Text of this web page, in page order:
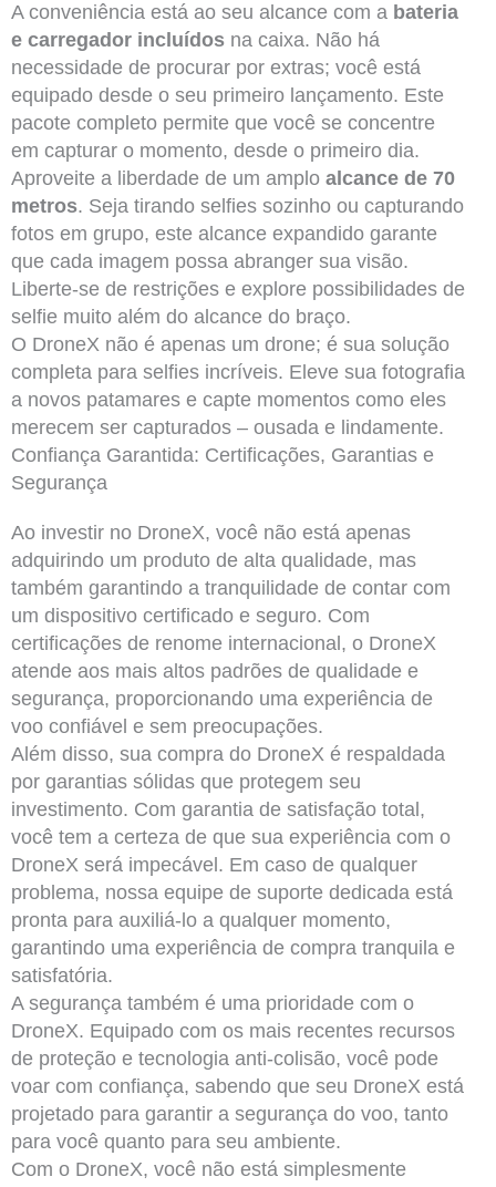
A conveniência está ao seu alcance com a bateria
e carregador incluídosna caixa. Não há
necessidade de procurar por extras; você está
equipado desde o seu primeiro lançamento. Este
pacote completo permite que você se concentre
em capturar o momento, desde o primeiro dia.
Aproveite a liberdade de um amplo alcance de 70
metros. Seja tirando selfies sozinho ou capturando
fotos em grupo, este alcance expandido garante
que cada imagem possa abranger sua visão.
Liberte-se de restrições e explore possibilidades de
selfie muito além do alcance do braço.
O DroneX não é apenas um drone; é sua solução
completa para selfies incríveis. Eleve sua fotografia
a novos patamares e capte momentos como eles
merecem ser capturados – ousada e lindamente.
Confiança Garantida: Certificações, Garantias e
Segurança
Ao investir no DroneX, você não está apenas
adquirindo um produto de alta qualidade, mas
também garantindo a tranquilidade de contar com
um dispositivo certificado e seguro. Com
certificações de renome internacional, o DroneX
atende aos mais altos padrões de qualidade e
segurança, proporcionando uma experiência de
voo confiável e sem preocupações.
Além disso, sua compra do DroneX é respaldada
por garantias sólidas que protegem seu
investimento. Com garantia de satisfação total,
você tem a certeza de que sua experiência com o
DroneX será impecável. Em caso de qualquer
problema, nossa equipe de suporte dedicada está
pronta para auxiliá-lo a qualquer momento,
garantindo uma experiência de compra tranquila e
satisfatória.
A segurança também é uma prioridade com o
DroneX. Equipado com os mais recentes recursos
de proteção e tecnologia anti-colisão, você pode
voar com confiança, sabendo que seu DroneX está
projetado para garantir a segurança do voo, tanto
para você quanto para seu ambiente.
Com o DroneX, você não está simplesmente